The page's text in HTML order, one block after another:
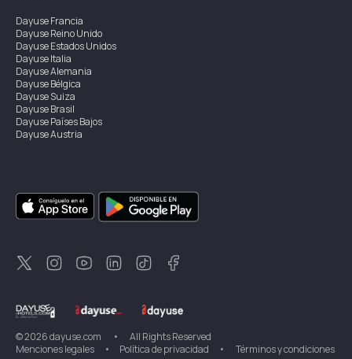
DayuseFrancia
DayuseReino Unido
DayuseEstados Unidos
DayuseItalia
DayuseAlemania
DayuseBélgica
DayuseSuiza
DayuseBrasil
DayusePaíses Bajos
DayuseAustria
DayuseSingapur
DayuseSuecia
DayuseTailandia
DayuseNueva Zelanda
DayuseTurquía
©2026dayuse.com •
All Rights Reserved
Menciones legales
• Política de privacidad • Términos y condiciones